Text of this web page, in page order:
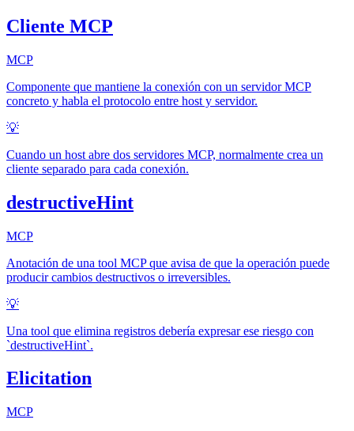
Cliente MCP
MCP
Componente que mantiene la conexión con un servidor MCP
concreto y habla el protocolo entre host y servidor.
💡
Cuando un host abre dos servidores MCP, normalmente crea un
cliente separado para cada conexión.
destructiveHint
MCP
Anotación de una tool MCP que avisa de que la operación puede
producir cambios destructivos o irreversibles.
💡
Una tool que elimina registros debería expresar ese riesgo con
`destructiveHint`.
Elicitation
MCP